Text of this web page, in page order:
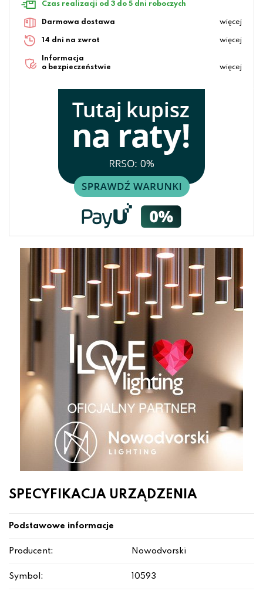
Czas realizacji od 3 do 5 dni roboczych
Darmowa dostawa więcej
14 dni na zwrot więcej
Informacja
o bezpieczeństwie
więcej
SPECYFIKACJA URZĄDZENIA
Podstawowe informacje
Producent: Nowodvorski
Symbol: 10593